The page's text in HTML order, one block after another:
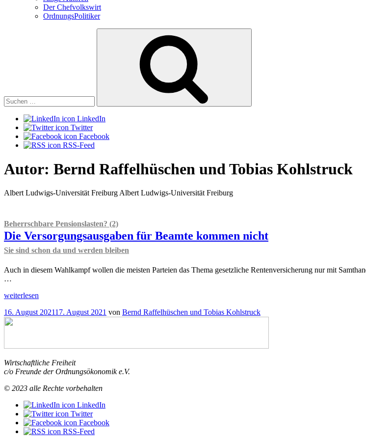
Der Chefvolkswirt
OrdnungsPolitiker
LinkedIn
Twitter
Facebook
RSS-Feed
Autor: Bernd Raffelhüschen und Tobias Kohlstruck
Albert Ludwigs-Universität Freiburg Albert Ludwigs-Universität Freiburg
Beherrschbare Pensionslasten? (2)
Die Versorgungsausgaben für Beamte kommen nicht
Sie sind schon da und werden bleiben
Auch in diesem Wahlkampf wollen die meisten Parteien das Thema gesetzliche Rentenversicherung nur mit
…
„Beherrschbare
(2)
Die
Beamte
nicht
Sie
schon
werden
bleiben
weiterlesen
Veröffentlicht
am
16. August 202117. August 2021 von Bernd Raffelhüschen und Tobias Kohlstruck
Wirtschaftliche Freiheit
c/o Freunde der Ordnungsökonomik e.V.
© 2023 alle Rechte vorbehalten
LinkedIn
Twitter
Facebook
RSS-Feed